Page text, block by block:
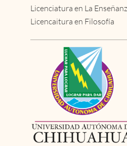
Licenciatura en La
Licencaitura en Filosofía